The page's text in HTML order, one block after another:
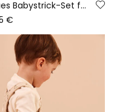
Graues Babystrick-Set für Jungen mit Eulen
€